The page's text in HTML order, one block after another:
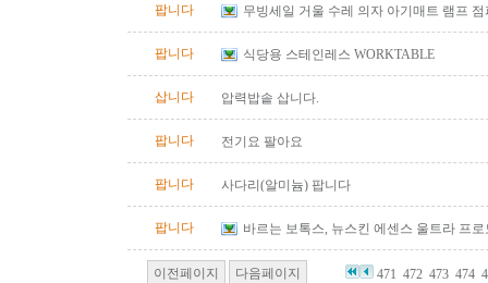
팝니다 무빙세일 거울 수레 의자 아기매트 램프
팝니다 식당용 스테인레스 WORKTABLE
삽니다 압력밥솥 삽니다.
팝니다 전기요 팔아요
팝니다 사다리(알미늄) 팝니다
팝니다 바르는 보톡스, 뉴스킨 에센스 울트라 프로
이전페이지 다음페이지 471 472 473 474